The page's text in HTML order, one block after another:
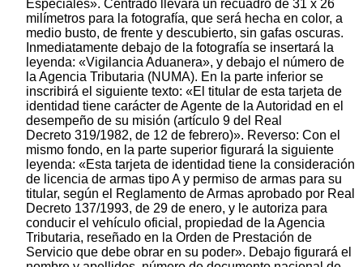
Especiales». Centrado llevará un recuadro de 31 x 26
milímetros para la fotografía, que será hecha en color, a
medio busto, de frente y descubierto, sin gafas oscuras.
Inmediatamente debajo de la fotografía se insertará la
leyenda: «Vigilancia Aduanera», y debajo el número de
la Agencia Tributaria (NUMA). En la parte inferior se
inscribirá el siguiente texto: «El titular de esta tarjeta de
identidad tiene carácter de Agente de la Autoridad en el
desempeño de su misión (artículo 9 del Real
Decreto 319/1982, de 12 de febrero)». Reverso: Con el
mismo fondo, en la parte superior figurará la siguiente
leyenda: «Esta tarjeta de identidad tiene la consideración
de licencia de armas tipo A y permiso de armas para su
titular, según el Reglamento de Armas aprobado por Real
Decreto 137/1993, de 29 de enero, y le autoriza para
conducir el vehículo oficial, propiedad de la Agencia
Tributaria, reseñado en la Orden de Prestación de
Servicio que debe obrar en su poder». Debajo figurará el